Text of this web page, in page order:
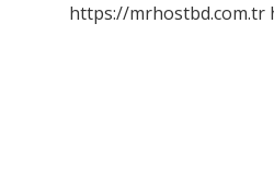
https://mrhostbd.com.tr